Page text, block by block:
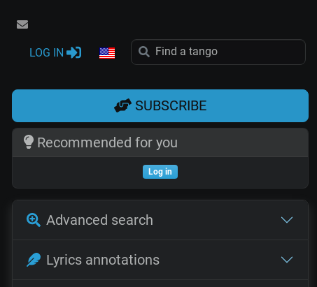
LOG IN
SUBSCRIBE
Recommended for you
Log in
Advanced search
Lyrics annotations